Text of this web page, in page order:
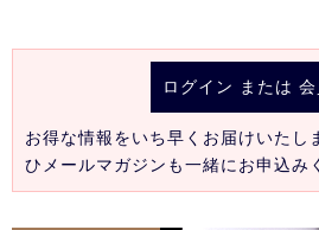
ログイン または
お得な情報をいち早くお届けいたし
ひメールマガジンも一緒にお申込み